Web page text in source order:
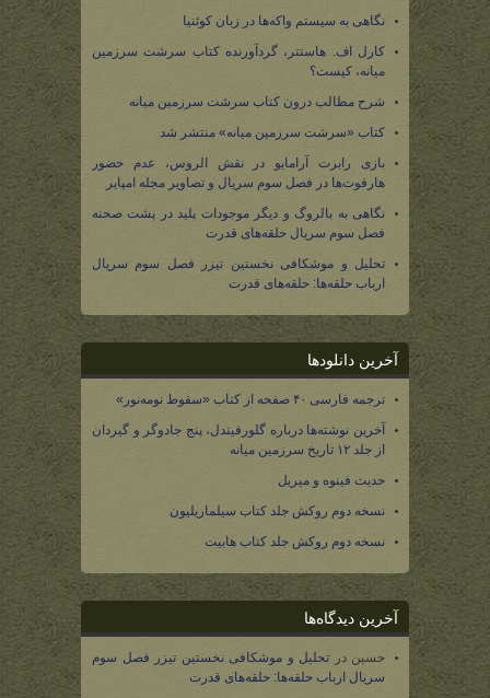
نگاهی به سیستم واکه‌ها در زبان کوئنیا
کارل اف. هاستتر، گردآورنده کتاب سرشت سرزمین
میانه، کیست؟
شرح مطالب درون کتاب سرشت سرزمین میانه
کتاب «سرشت سرزمین میانه» منتشر شد
بازی رابرت آرامایو در نقش الروس، عدم حضور
هارفوت‌ها در فصل سوم سریال و تصاویر مجله امپایر
نگاهی به بالروگ و دیگر موجودات پلید در پشت صحنه
فصل سوم سریال حلقه‌های قدرت
تحلیل و موشکافی نخستین تیزر فصل سوم سریال
ارباب حلقه‌ها: حلقه‌های قدرت
آخرین دانلودها
ترجمه فارسی ۴۰ صفحه از کتاب «سقوط نومه‌نور»
آخرین نوشته‌ها درباره گلورفیندل، پنج جادوگر و گیردان
از جلد ۱۲ تاریخ سرزمین میانه
حدیث فینوه و میریل
نسخه دوم روکش جلد کتاب سیلماریلیون
نسخه دوم روکش جلد کتاب هابیت
آخرین دیدگاه‌ها
حسین در تحلیل و موشکافی نخستین تیزر فصل سوم
سریال ارباب حلقه‌ها: حلقه‌های قدرت